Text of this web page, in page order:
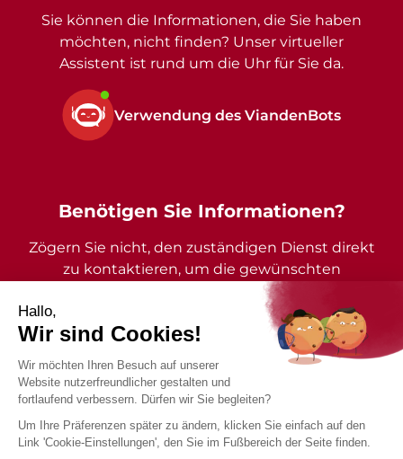
Sie können die Informationen, die Sie haben
möchten, nicht finden? Unser virtueller
Assistent ist rund um die Uhr für Sie da.
Verwendung des ViandenBots
Benötigen Sie Informationen?
Zögern Sie nicht, den zuständigen Dienst direkt
zu kontaktieren, um die gewünschten
Auskünfte zu erhalten.
2026 - Gemeinde Vianden - Alle Rechte vorbehalten
Impressum
Datenschutzrichtlinie